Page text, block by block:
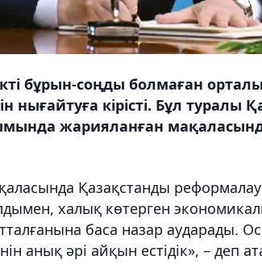
бұрын-соңды болмаған
нығайтуға кірісті. Бұл туралы
жарияланған
Қазақстанды
халық көтерген
баса назар аударады.
анық әрі айқын естідік», – деп